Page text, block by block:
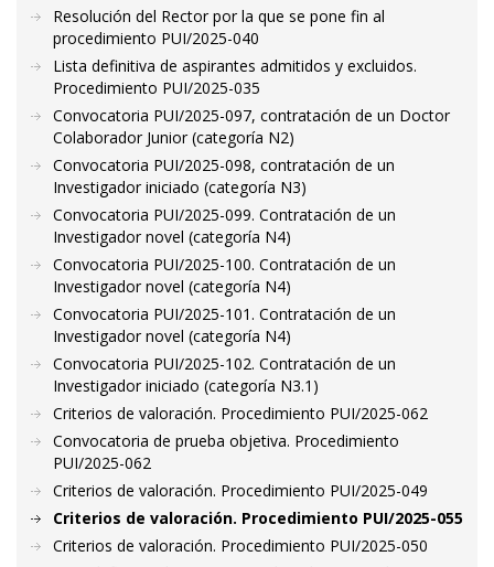
Resolución del Rector por la que se pone fin al
procedimiento PUI/2025-040
Lista definitiva de aspirantes admitidos y excluidos.
Procedimiento PUI/2025-035
Convocatoria PUI/2025-097, contratación de un Doctor
Colaborador Junior (categoría N2)
Convocatoria PUI/2025-098, contratación de un
Investigador iniciado (categoría N3)
Convocatoria PUI/2025-099. Contratación de un
Investigador novel (categoría N4)
Convocatoria PUI/2025-100. Contratación de un
Investigador novel (categoría N4)
Convocatoria PUI/2025-101. Contratación de un
Investigador novel (categoría N4)
Convocatoria PUI/2025-102. Contratación de un
Investigador iniciado (categoría N3.1)
Criterios de valoración. Procedimiento PUI/2025-062
Convocatoria de prueba objetiva. Procedimiento
PUI/2025-062
Criterios de valoración. Procedimiento PUI/2025-049
Criterios de valoración. Procedimiento PUI/2025-055
Criterios de valoración. Procedimiento PUI/2025-050